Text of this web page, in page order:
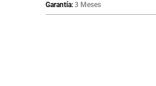
Garantía 3 Meses